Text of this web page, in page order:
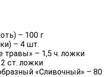
– 100 г
– 4 шт.
травы» – 1,5 ч. ложки
ст. ложки
«Сливочный» – 80